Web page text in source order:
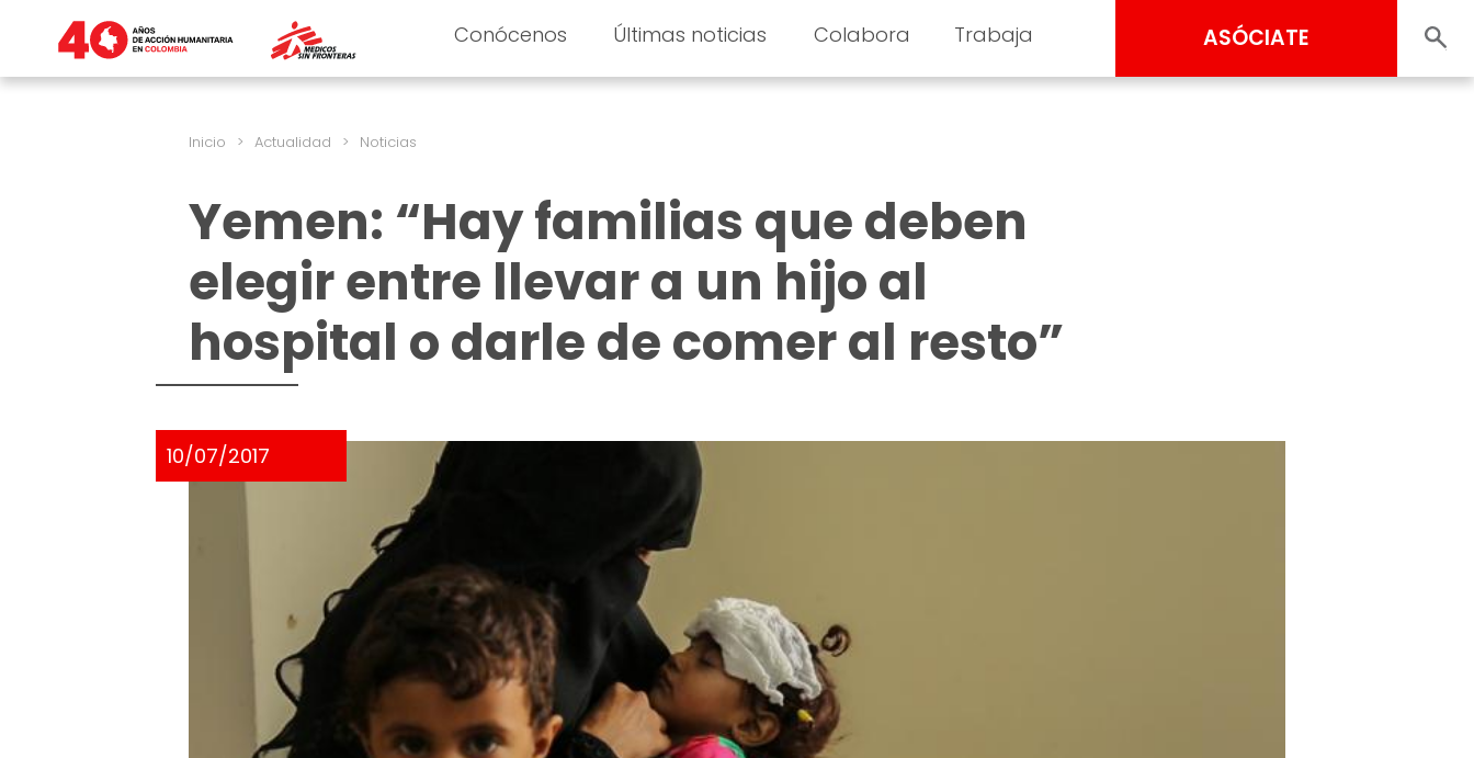
Conócenos Últimas noticias Colabora Trabaja ASÓCIATE
Inicio > Actualidad > Noticias
Yemen: “Hay familias que deben
elegir entre llevar a un hijo al
hospital o darle de comer al resto”
10/07/2017